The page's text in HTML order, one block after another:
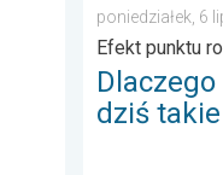
poniedziałek, 6
Efekt punktu
dziś